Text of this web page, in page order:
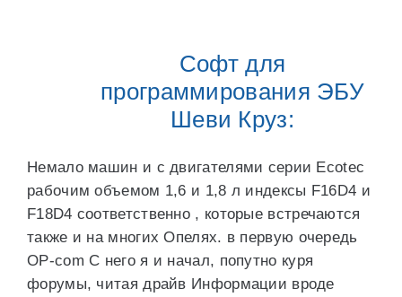
Софт для
программирования ЭБУ
Шеви Круз:
Немало машин и с двигателями серии Ecotec
рабочим объемом 1,6 и 1,8 л индексы F16D4 и
F18D4 соответственно , которые встречаются
также и на многих Опелях. в первую очередь
OP-com С него я и начал, попутно куря
форумы, читая драйв Информации вроде